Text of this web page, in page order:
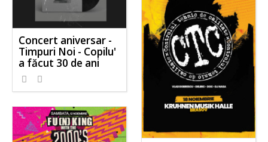
Concert aniversar -
Timpuri Noi - Copilu'
a făcut 30 de ani